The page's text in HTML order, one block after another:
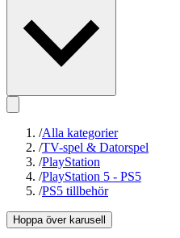
/Alla kategorier
/TV-spel & Datorspel
/PlayStation
/PlayStation 5 - PS5
/PS5 tillbehör
Hoppa över karusell